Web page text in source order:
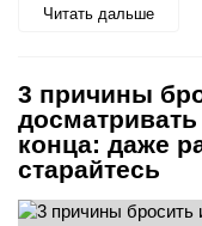
Читать дальше
3 причины
конца: даже
старайтесь